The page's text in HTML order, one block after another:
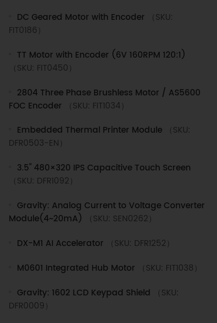
DC Geared Motor with Encoder
（SKU:
FIT0186）
TT Motor with Encoder (6V 160RPM 120:1)
（SKU: FIT0450）
2804 Three Phase Brushless Motor / AS5600
FOC Encoder
（SKU: FIT1034）
Embedded Thermal Printer Module （SKU:
DFR0503-EN）
3.5" 480×320 IPS Capacitive Touch Screen
（SKU: DFR1092）
Gravity: Analog Current to Voltage Converter
Module(4~20mA)
（SKU: SEN0262）
DX-M1 AI Accelerator
（SKU: DFR1252）
M0601 Integrated Hub Motor
（SKU: FIT1038）
Gravity: 1602 LCD Keypad Shield
（SKU:
DFR0009）